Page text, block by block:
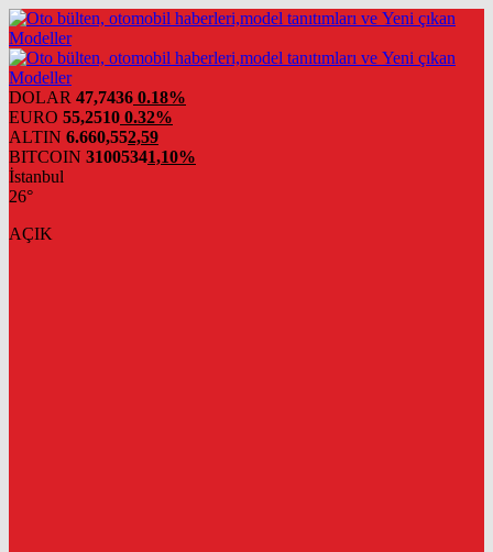
DOLAR 47,7436 0.18%
EURO 55,2510 0.32%
ALTIN 6.660,552,59
BITCOIN 31005341,10%
İstanbul
26°
AÇIK